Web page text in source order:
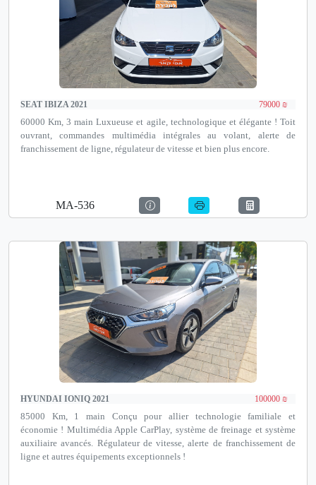
SEAT IBIZA 2021 79000 ₪
60000 Km, 3 main Luxueuse et agile, technologique et élégante ! Toit
ouvrant, commandes multimédia intégrales au volant, alerte de
franchissement de ligne, régulateur de vitesse et bien plus encore.
MA-536
HYUNDAI IONIQ 2021 100000 ₪
85000 Km, 1 main Conçu pour allier technologie familiale et
économie ! Multimédia Apple CarPlay, système de freinage et système
auxiliaire avancés. Régulateur de vitesse, alerte de franchissement de
ligne et autres équipements exceptionnels !